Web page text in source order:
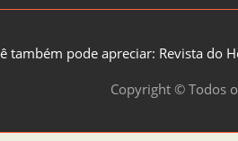
também pode apreciar: Revista do
Copyright © Todos